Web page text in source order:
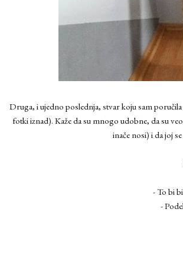
Druga, i ujedno poslednja, stvar koju sam
fotki iznad). Kaže da su mnogo udobne, da su
inače nosi) i da joj
- To bi
-